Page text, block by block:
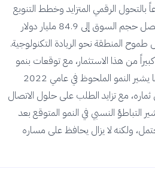
بالتحول الرقمي المتزايد وخطط التنويع
الاقتصادي. من المتوقع أن يصل حجم السوق إلى 84.9 مليار دولار
ما يعكس طموح المنطقة نحو الريادة التكنولوجية.
من هذا الاستثمار، مع توقعات بنمو
قوي في السنوات القادمة. كما يشير النمو الملحوظ في عامي 2022
ثماره، مع تزايد الطلب على حلول الاتصال
التباطؤ النسبي في النمو المتوقع بعد
ولكنه لا يزال يحافظ على مساره